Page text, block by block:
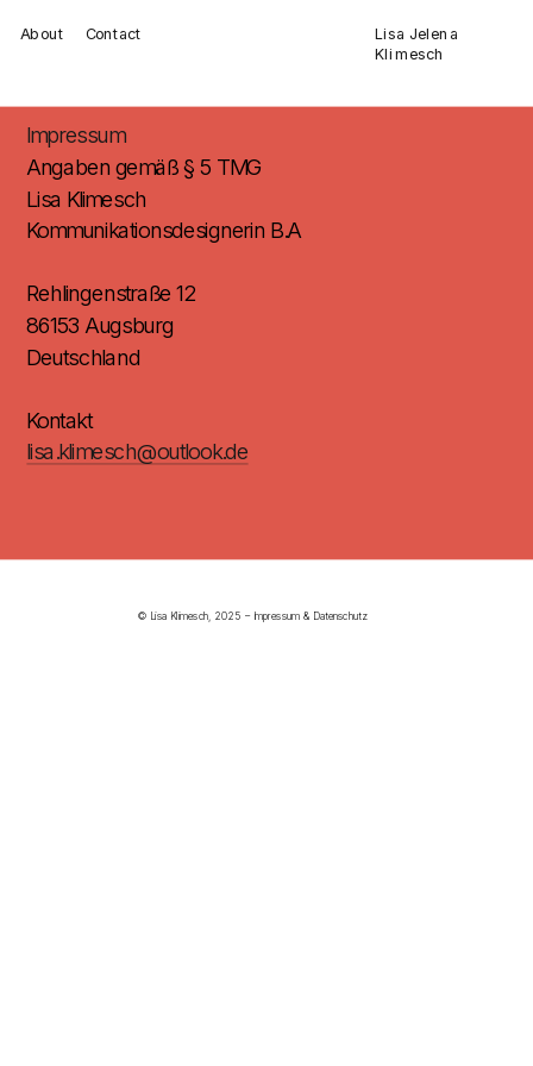
Impressum
Angaben gemäß § 5 TMG
Lisa Klimesch
Kommunikationsdesignerin B.A
Rehlingenstraße 12
86153 Augsburg
Deutschland
Kontakt
lisa.klimesch@outlook.de
© Lisa Klimesch, 2025 – Impressum & Datenschutz
About Contact Lisa Jelena
Klimesch